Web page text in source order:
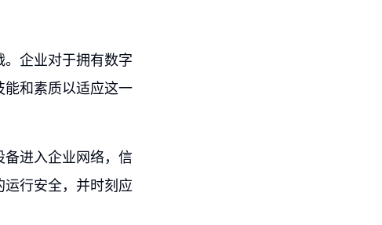
企业对于拥有数字
和素质以适应这一
进入企业网络，信
行安全，并时刻应